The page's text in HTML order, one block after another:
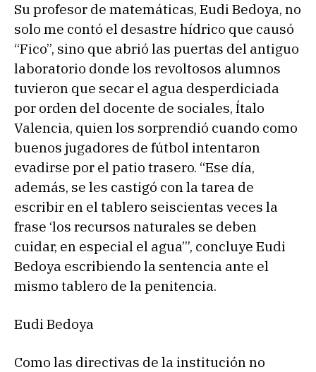
Su profesor de matemáticas, Eudi Bedoya, no
solo me contó el desastre hídrico que causó
“Fico”, sino que abrió las puertas del antiguo
laboratorio donde los revoltosos alumnos
tuvieron que secar el agua desperdiciada
por orden del docente de sociales, Ítalo
Valencia, quien los sorprendió cuando como
buenos jugadores de fútbol intentaron
evadirse por el patio trasero. “Ese día,
además, se les castigó con la tarea de
escribir en el tablero seiscientas veces la
frase ‘los recursos naturales se deben
cuidar, en especial el agua’”, concluye Eudi
Bedoya escribiendo la sentencia ante el
mismo tablero de la penitencia.
Eudi Bedoya
Como las directivas de la institución no